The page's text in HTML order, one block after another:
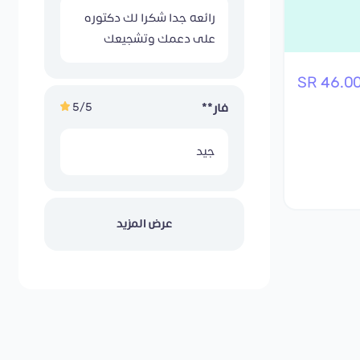
46.00
رائعه جدا شكرا لك دكتوره
على دعمك وتشجيعك
فار** 5/5
جيد
عرض المزيد